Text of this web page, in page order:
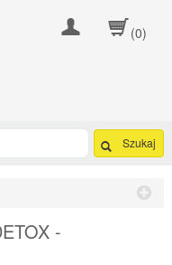
(0)
Szukaj
-